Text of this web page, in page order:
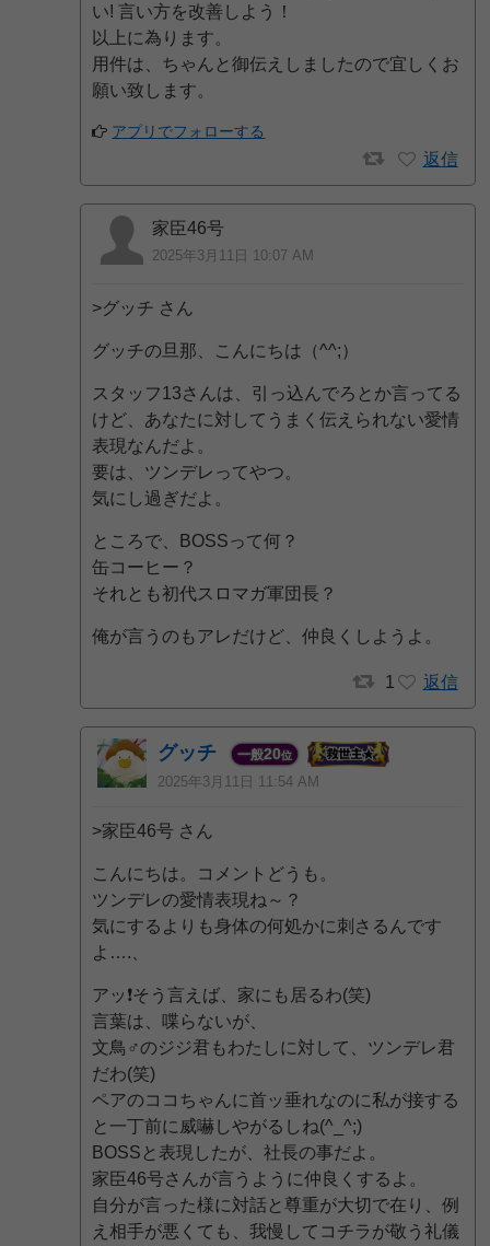
い! 言い方を改善しよう！
以上に為ります。
用件は、ちゃんと御伝えしましたので宜しくお
願い致します。
アプリでフォローする
返信
家臣46号
2025年3月11日 10:07 AM
>グッチ さん
グッチの旦那、こんにちは（^^;）
スタッフ13さんは、引っ込んでろとか言ってる
けど、あなたに対してうまく伝えられない愛情
表現なんだよ。
要は、ツンデレってやつ。
気にし過ぎだよ。
ところで、BOSSって何？
缶コーヒー？
それとも初代スロマガ軍団長？
俺が言うのもアレだけど、仲良くしようよ。
1 返信
グッチ 一般20位
2025年3月11日 11:54 AM
>家臣46号 さん
こんにちは。コメントどうも。
ツンデレの愛情表現ね～？
気にするよりも身体の何処かに刺さるんです
よ….、
アッ❗️そう言えば、家にも居るわ(笑)
言葉は、喋らないが、
文鳥♂のジジ君もわたしに対して、ツンデレ君
だわ(笑)
ペアのココちゃんに首ッ垂れなのに私が接する
と一丁前に威嚇しやがるしね(^_^;)
BOSSと表現したが、社長の事だよ。
家臣46号さんが言うように仲良くするよ。
自分が言った様に対話と尊重が大切で在り、例
え相手が悪くても、我慢してコチラが敬う礼儀